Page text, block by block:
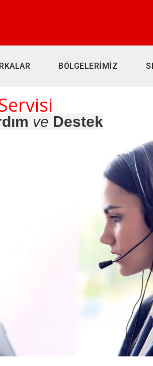
BÖLGELERİMİZ
ve Destek